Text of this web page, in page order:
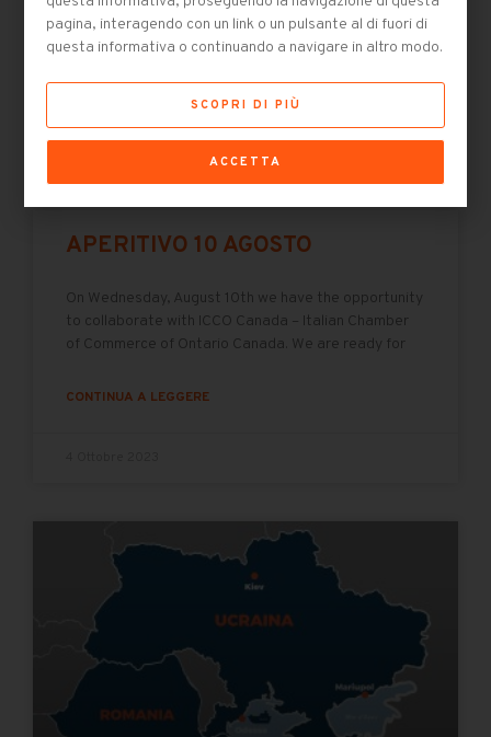
Romania offrono ai nostri clienti la possibilità di
contare su solide basi logistiche da e per
CONTINUA A LEGGERE
APERITIVO 10 AGOSTO
On Wednesday, August 10th we have the opportunity
to collaborate with ICCO Canada – Italian Chamber
of Commerce of Ontario Canada. We are ready for
CONTINUA A LEGGERE
pagina, interagendo con un link o un pulsante al di fuori di
questa informativa o continuando a navigare in altro modo.
SCOPRI DI PIÙ
ACCETTA